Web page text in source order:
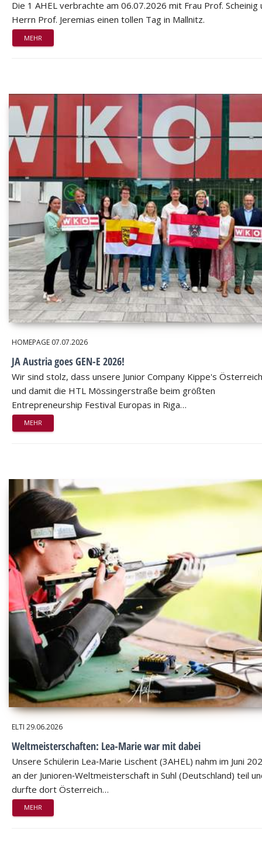
Die 1 AHEL verbrachte am 06.07.2026 mit Frau Prof. Scheinig
Herrn Prof. Jeremias einen tollen Tag in Mallnitz.
MEHR
HOMEPAGE 07.07.2026
JA Austria goes GEN-E 2026!
Wir sind stolz, dass unsere Junior Company Kippe's Österreich
und damit die HTL Mössingerstraße beim größten
Entrepreneurship Festival Europas in Riga…
MEHR
ELTI 29.06.2026
Weltmeisterschaften: Lea-Marie war mit dabei
Unsere Schülerin Lea‑Marie Lischent (3AHEL) nahm im Juni
an der Junioren‑Weltmeisterschaft in Suhl (Deutschland) teil
durfte dort Österreich…
MEHR